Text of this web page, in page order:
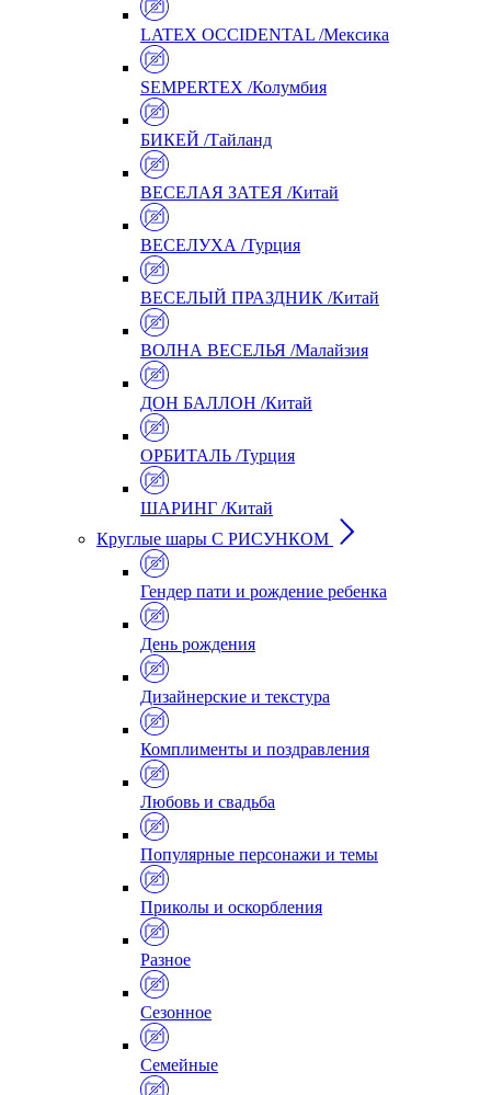
LATEX OCCIDENTAL /Мексика
SEMPERTEX /Колумбия
БИКЕЙ /Тайланд
ВЕСЕЛАЯ ЗАТЕЯ /Китай
ВЕСЕЛУХА /Турция
ВЕСЕЛЫЙ ПРАЗДНИК /Китай
ВОЛНА ВЕСЕЛЬЯ /Малайзия
ДОН БАЛЛОН /Китай
ОРБИТАЛЬ /Турция
ШАРИНГ /Китай
Круглые шары С РИСУНКОМ
Гендер пати и рождение ребенка
День рождения
Дизайнерские и текстура
Комплименты и поздравления
Любовь и свадьба
Популярные персонажи и темы
Приколы и оскорбления
Разное
Сезонное
Семейные